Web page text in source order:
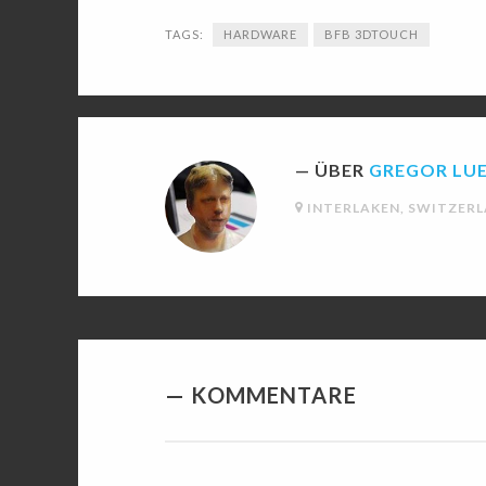
TAGS: HARDWARE BFB 3DTOUCH
ÜBER GREGOR
INTERLAKEN,
KOMMENTARE